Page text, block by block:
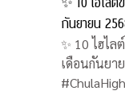
กันยายน
#ข่าวจุฬาฯ
✨ 10 ไฮไล
เดือนกันยา